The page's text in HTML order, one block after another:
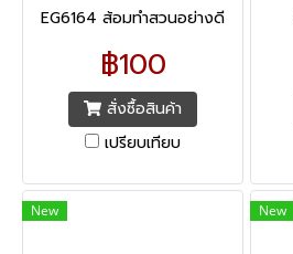
EG6164 ส้อมทำสวนอย่างดี
฿100
สั่งซื้อสินค้า
เปรียบเทียบ
New New